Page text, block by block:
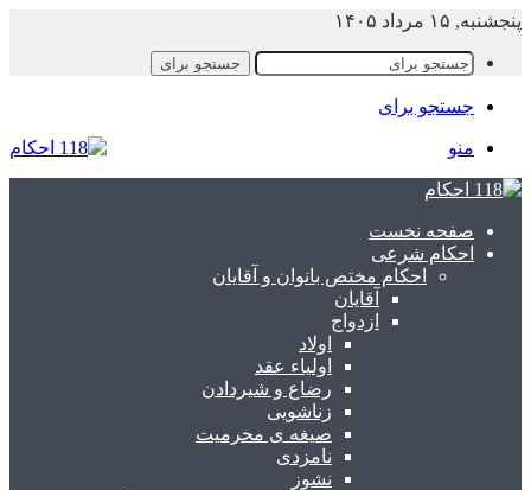
پنجشنبه, ۱۵ مرداد ۱۴۰۵
جستجو برای
جستجو برای
منو
صفحه نخست
احکام شرعی
احکام مختص بانوان و آقایان
آقایان
ازدواج
اولاد
اولیاء عقد
رضاع و شیردادن
زناشویی
صیغه ی محرمیت
نامزدی
نشوز